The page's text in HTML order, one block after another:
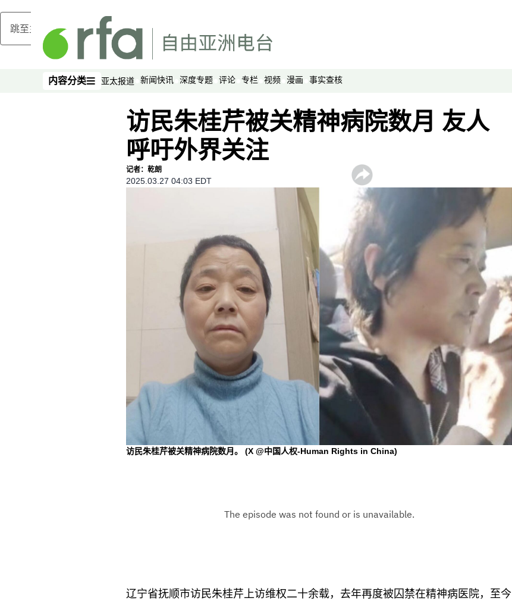
跳至主内容
内容分类
内容分类 亚太报道 新闻快讯 深度专题 评论 专栏 视频 漫画 事实查核
访民朱桂芹被关精神病院数月 友人
呼吁外界关注
记者：乾朗
2025.03.27 04:03 EDT
访民朱桂芹被关精神病院数月。 (X @中国人权-Human Rights in China)
辽宁省抚顺市访民朱桂芹上访维权二十余载，去年再度被囚禁在精神病医院，至今